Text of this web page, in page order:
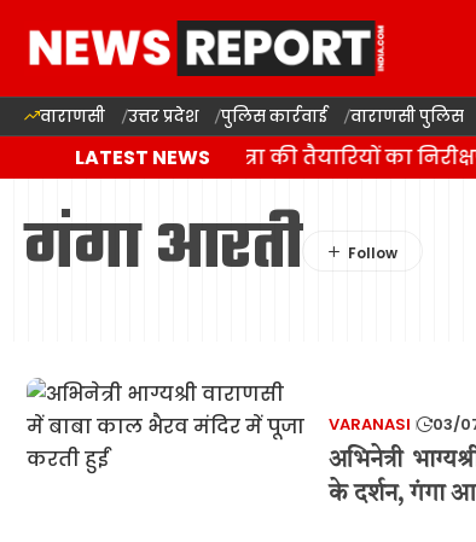
वाराणसी उत्तर प्रदेश पुलिस कार्रवाई वाराणसी पुलिस
LATEST NEWS
वाराणसी में कांवड़ यात्रा की तैयारियों का
गंगा आरती
VARANASI 03/
अभिनेत्री
के दर्शन, गंगा